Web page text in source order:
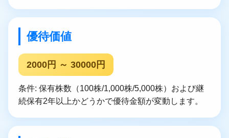
優待価値
2000円 ～ 30000円
条件: 保有株数（100株/1,000株/5,000株）および継
続保有2年以上かどうかで優待金額が変動します。